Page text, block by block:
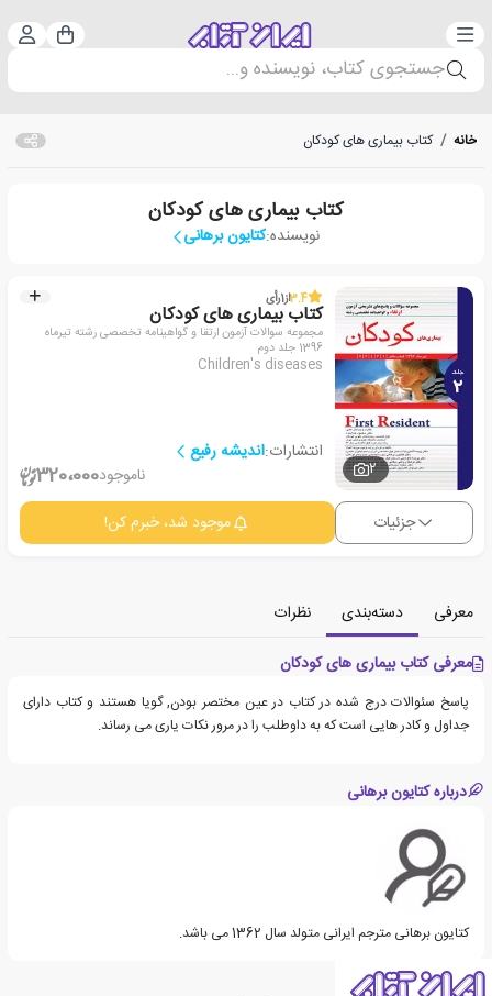
دسته‌بندی سبد
جستجوی کتاب، نویسنده و...
خانه / کتاب بیماری های کودکان
کتاب بیماری های کودکان
نویسنده:کتایون برهانی
2
3.4از1رأی
کتاب بیماری های کودکان
مجموعه سوالات آزمون ارتقا و گواهینامه تخصصی رشته تیرماه
1396 جلد دوم
Children's diseases
انتشارات:اندیشه رفیع
ناموجود320،000
جزئیات موجود شد، خبرم کن!
معرفی دسته‌بندی
نظرات
معرفی کتاب بیماری های کودکان
پاسخ سئوالات درج شده در کتاب در عین مختصر بودن, گویا هستند و کتاب دارای
جداول و کادر هایی است که به داوطلب را در مرور نکات یاری می رساند.
درباره کتایون برهانی
کتایون برهانی مترجم ایرانی متولد سال 1362 می باشد.